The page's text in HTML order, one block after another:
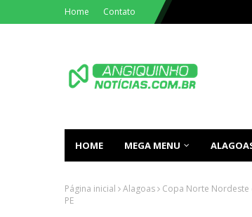
Home Contato
HOME MEGA MENU
Página inicial Alagoas
Copa Norte Nordeste
PE